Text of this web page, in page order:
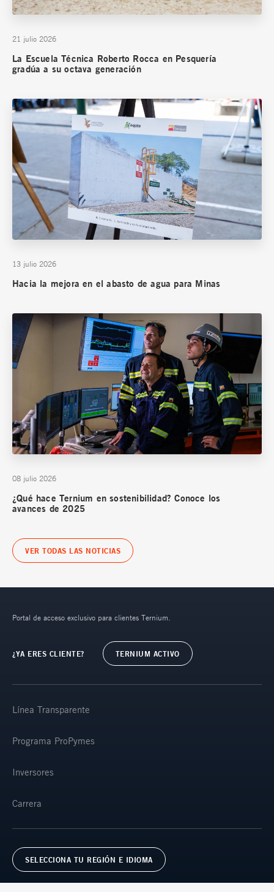
21 julio 2026
La Escuela Técnica Roberto Rocca en Pesquería
gradúa a su octava generación
13 julio 2026
Hacia la mejora en el abasto de agua para Minas
08 julio 2026
¿Qué hace Ternium en sostenibilidad? Conoce los
avances de 2025
VER TODAS LAS NOTICIAS
Portal de acceso exclusivo para clientes Ternium.
¿YA ERES CLIENTE? TERNIUM ACTIVO
Línea Transparente
Programa ProPymes
Inversores
Carrera
SELECCIONA TU REGIÓN E IDIOMA